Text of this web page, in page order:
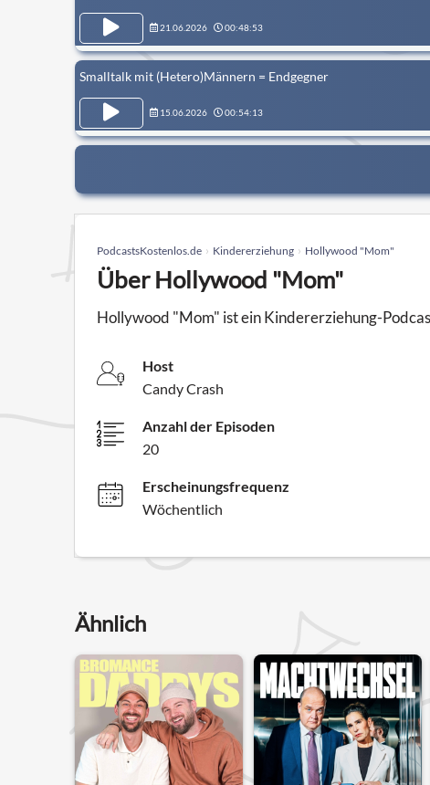
21.06.2026 00:48:53
Smalltalk mit (Hetero)Männern = Endgegner
15.06.2026 00:54:13
PodcastsKostenlos.de Kindererziehung Hollywood "Mom"
Über Hollywood "Mom"
Hollywood "Mom" ist ein Kindererziehung-
Host
Candy Crash
Anzahl der Episoden
20
Erscheinungsfrequenz
Wöchentlich
Ähnlich